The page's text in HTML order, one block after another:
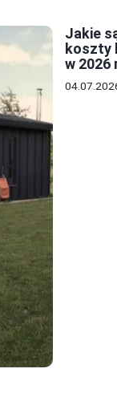
Jakie
koszty
w 2026